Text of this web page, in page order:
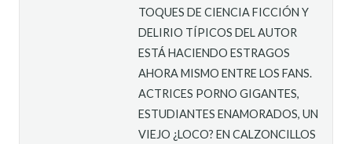
TOQUES DE CIENCIA FICCIÓN Y
DELIRIO TÍPICOS DEL AUTOR
ESTÁ HACIENDO ESTRAGOS
AHORA MISMO ENTRE LOS FANS.
ACTRICES PORNO GIGANTES,
ESTUDIANTES ENAMORADOS, UN
VIEJO ¿LOCO? EN CALZONCILLOS